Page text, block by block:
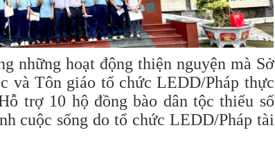
những hoạt động thiện nguyện mà Sở
và Tôn giáo tổ chức LEDD/Pháp thực
trợ 10 hộ đồng bào dân tộc thiểu số
cuộc sống do tổ chức LEDD/Pháp tài